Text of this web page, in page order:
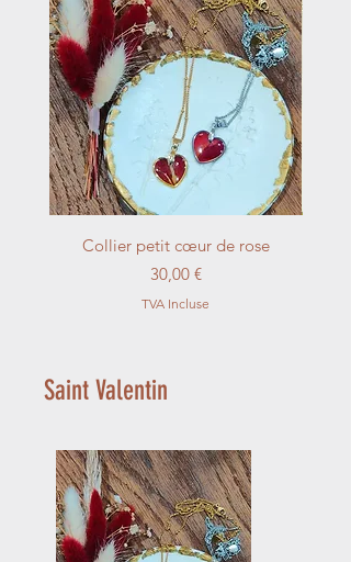
Collier petit cœur de rose
Prix
30,00 €
TVA Incluse
Saint Valentin